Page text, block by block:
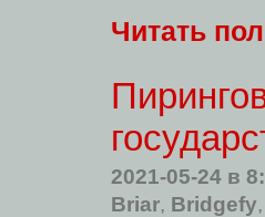
Читать
2021-05-24 в
Briar, Bridgefy